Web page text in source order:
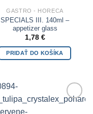
GASTRO - HORECA
SPECIALS III. 140ml –
appetizer glass
1,78 €
PRIDAŤ DO KOŠÍKA
Add to